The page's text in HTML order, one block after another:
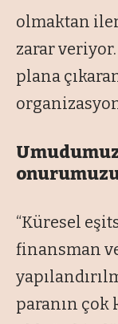
olmaktan
zarar
plana
“Küresel
finansman
paranın çok